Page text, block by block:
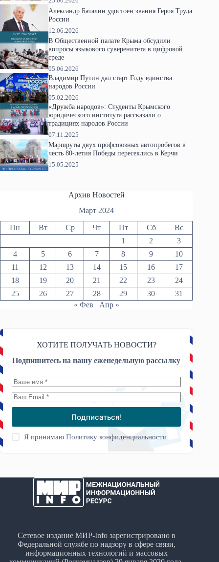
Александр Баталин удостоен звания Героя Труда
России
12.06.2026
В Общественной палате Крыма обсудили
вопросы языкового суверенитета в цифровой
среде
05.06.2026
Владимир Путин дал старт Году единства
народов России
05.02.2026
«Дружба народов»: Студенты Крымского
юридического института рассказали о
традициях народов России
07.11.2025
Маршруты двух профсоюзных автопробегов в
честь 80-летия Победы пересеклись в Керчи
15.05.2025
Архив Новостей
Март 2024
Пн Вт Ср Чт Пт Сб
Вс
1
2
3
4
5 6 7 8 9
10
11
12 13 14 15 16
17
18
19 20 21 22 23
24
25
26 27 28 29 30
31
« Фев
Апр »
ХОТИТЕ ПОЛУЧАТЬ НОВОСТИ?
Подпишитесь на нашу еженедельную рассылку
Подписаться!
Я принимаюПолитику конфиденциальности
Сетевое издание МИР-Info зарегистрировано в
Федеральной службе по надзору в сфере связи,
информационных технологий и массовых